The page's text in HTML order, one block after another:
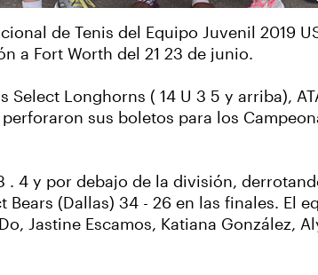
de Tenis del Equipo Juvenil 2019
a Fort Worth del 21 23 de junio.
Select Longhorns ( 14 U 3 5 y arriba),
sus boletos para los
4 y por debajo de la división,
(Dallas) 34 - 26 en las finales. El
Jastine Escamos, Katiana González,